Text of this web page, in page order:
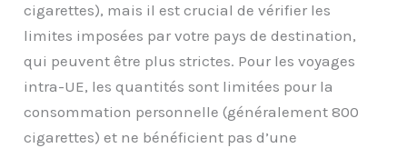
cigarettes), mais il est crucial de vérifier les
limites imposées par votre pays de destination,
qui peuvent être plus strictes. Pour les voyages
intra-UE, les quantités sont limitées pour la
consommation personnelle (généralement 800
cigarettes) et ne bénéficient pas d’une